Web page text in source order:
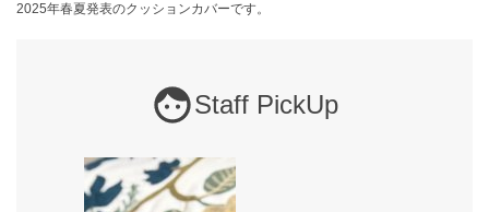
2025年春夏発表のクッションカバーです。
Staff PickUp